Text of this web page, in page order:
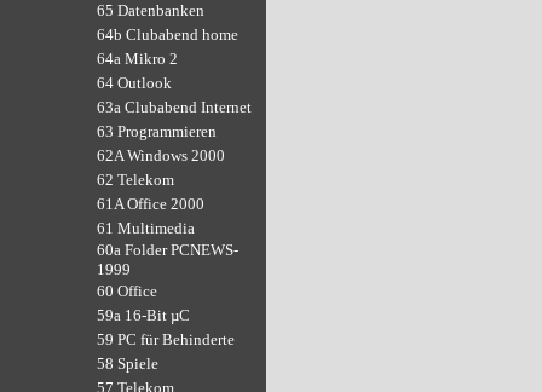
65 Datenbanken
64b Clubabend home
64a Mikro 2
64 Outlook
63a Clubabend Internet
63 Programmieren
62A Windows 2000
62 Telekom
61A Office 2000
61 Multimedia
60a Folder PCNEWS-
1999
60 Office
59a 16-Bit µC
59 PC für Behinderte
58 Spiele
57 Telekom